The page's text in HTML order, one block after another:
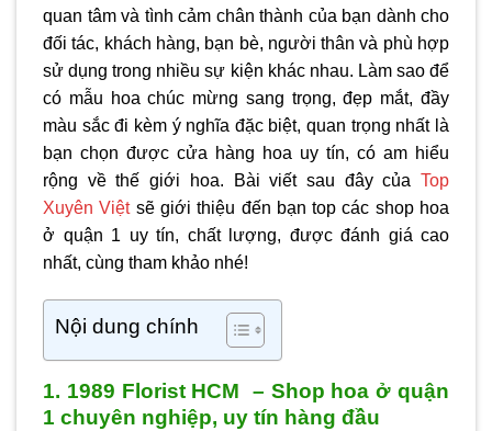
quan tâm và tình cảm chân thành của bạn dành cho
đối tác, khách hàng, bạn bè, người thân và phù hợp
sử dụng trong nhiều sự kiện khác nhau. Làm sao để
có mẫu hoa chúc mừng sang trọng, đẹp mắt, đầy
màu sắc đi kèm ý nghĩa đặc biệt, quan trọng nhất là
bạn chọn được cửa hàng hoa uy tín, có am hiểu
rộng về thế giới hoa. Bài viết sau đây của Top
Xuyên Việt sẽ giới thiệu đến bạn top các shop hoa
ở quận 1 uy tín, chất lượng, được đánh giá cao
nhất, cùng tham khảo nhé!
Nội dung chính
1. 1989 Florist HCM – Shop hoa ở quận
1 chuyên nghiệp, uy tín hàng đầu